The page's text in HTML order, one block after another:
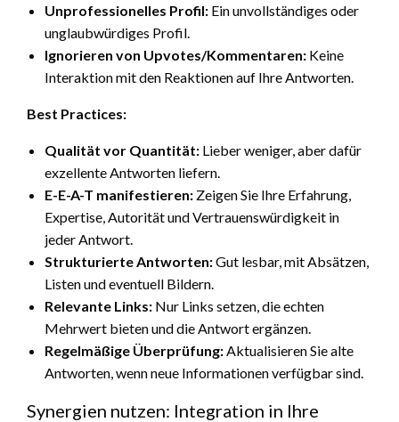
Unprofessionelles Profil: Ein unvollständiges oder
unglaubwürdiges Profil.
Ignorieren von Upvotes/Kommentaren: Keine
Interaktion mit den Reaktionen auf Ihre Antworten.
Best Practices:
Qualität vor Quantität: Lieber weniger, aber dafür
exzellente Antworten liefern.
E-E-A-T manifestieren: Zeigen Sie Ihre Erfahrung,
Expertise, Autorität und Vertrauenswürdigkeit in
jeder Antwort.
Strukturierte Antworten:Gut lesbar, mit Absätzen,
Listen und eventuell Bildern.
Relevante Links: Nur Links setzen, die echten
Mehrwert bieten und die Antwort ergänzen.
Regelmäßige Überprüfung:Aktualisieren Sie alte
Antworten, wenn neue Informationen verfügbar sind.
Synergien nutzen: Integration in Ihre